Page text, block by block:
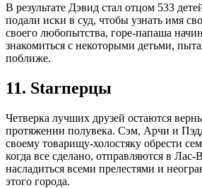
В результате Дэвид стал отцом 533
подали иски в суд, чтобы узнать имя
своего любопытства, горе-папаша
знакомиться с некоторыми детьми,
поближе.
11. Starперцы
Четверка лучших друзей остаются
протяжении полувека. Сэм, Арчи и
своему товарищу-холостяку обрести
когда все сделано, отправляются в
насладиться всеми прелестями и
этого города.